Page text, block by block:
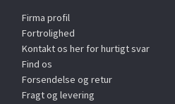
Firma profil
Fortrolighed
Kontakt os her for hurtigt svar
Find os
Forsendelse og retur
Fragt og levering